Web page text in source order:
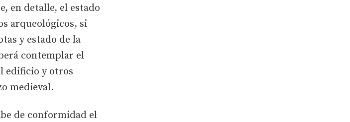
en detalle, el estado
arqueológicos, si
y estado de la
contemplar el
edificio y otros
medieval.
de conformidad el